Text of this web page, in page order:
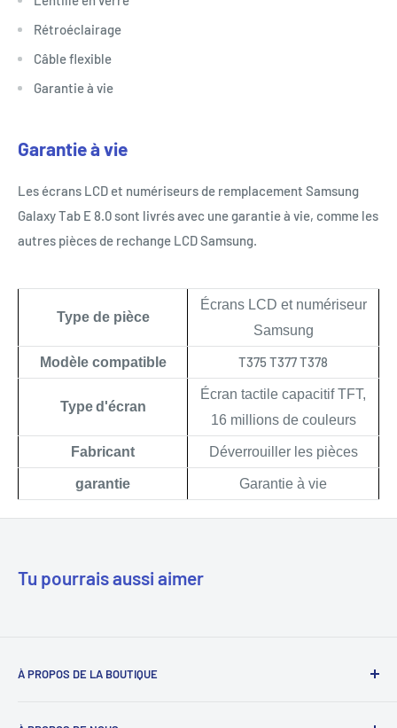
Rétroéclairage
Câble flexible
Garantie à vie
Garantie à vie
Les écrans LCD et numériseurs de remplacement Samsung
Galaxy Tab E 8.0 sont livrés avec une garantie à vie, comme les
autres pièces de rechange LCD Samsung.
Type de pièce
Écrans LCD et numériseur
Samsung
Modèle compatible T375 T377 T378
Type d'écran
Écran tactile capacitif TFT,
16 millions de couleurs
Fabricant Déverrouiller les pièces
garantie Garantie à vie
Tu pourrais aussi aimer
À PROPOS DE LA BOUTIQUE